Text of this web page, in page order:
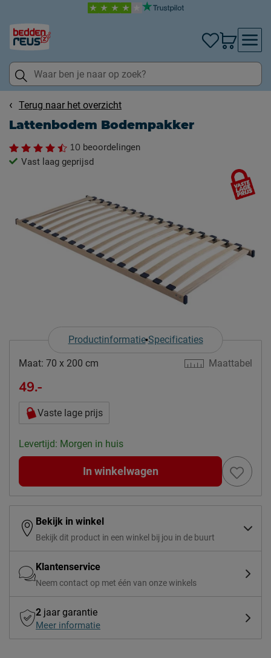
Terug naar het overzicht
Lattenbodem Bodempakker
10 beoordelingen
Vast laag geprijsd
Productinformatie Specificaties
Maattabel
Maat: 70 x 200 cm
49.-
Vaste lage prijs
Levertijd: Morgen in huis
In winkelwagen
Bekijk in winkel
Bekijk dit product in een winkel bij jou in de buurt
Klantenservice
Neem contact op met één van onze winkels
2 jaar garantie
Meer informatie